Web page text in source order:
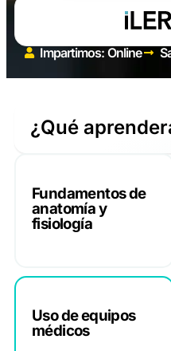
Impartimos: Online
¿Qué
Fundamentos de
anatomía y
fisiología
Uso de equipos
médicos